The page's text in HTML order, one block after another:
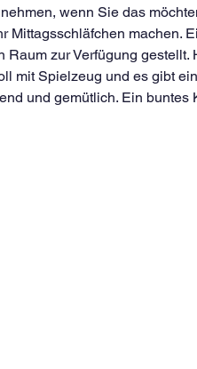
wenn Sie das
Mittagsschläfchen machen.
Raum zur Verfügung
mit Spielzeug und es gibt
und gemütlich. Ein buntes